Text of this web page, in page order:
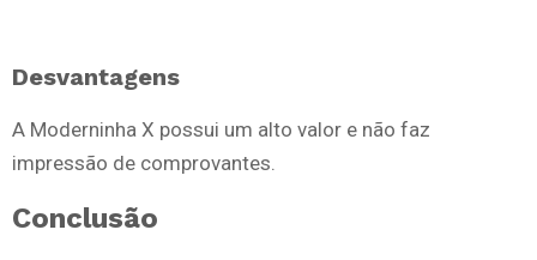
Desvantagens
A Moderninha X possui um alto valor e não faz
impressão de comprovantes.
Conclusão